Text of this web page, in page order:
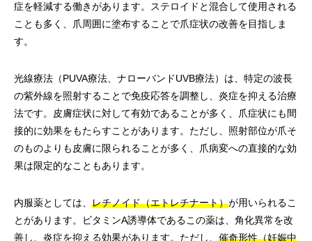
症を軽減する働きがあります。ステロイドと混合して使用される
ことも多く、爪周囲に塗布することで爪症状の改善を目指しま
す。
光線療法（PUVA療法、ナローバンドUVB療法）は、特定の波長
の紫外線を照射することで免疫応答を調整し、炎症を抑える治療
法です。皮膚症状に対して有効であることが多く、爪症状にも間
接的に効果をもたらすことがあります。ただし、照射部位が爪そ
のものよりも皮膚に限られることが多く、爪病変への直接的な効
果は限定的なこともあります。
内服薬としては、 レチノイド（エトレチナート）が用いられるこ
とがあります。ビタミンA誘導体であるこの薬は、角化異常を改
善し、炎症を抑える効果があります。ただし、 催奇形性（妊娠中